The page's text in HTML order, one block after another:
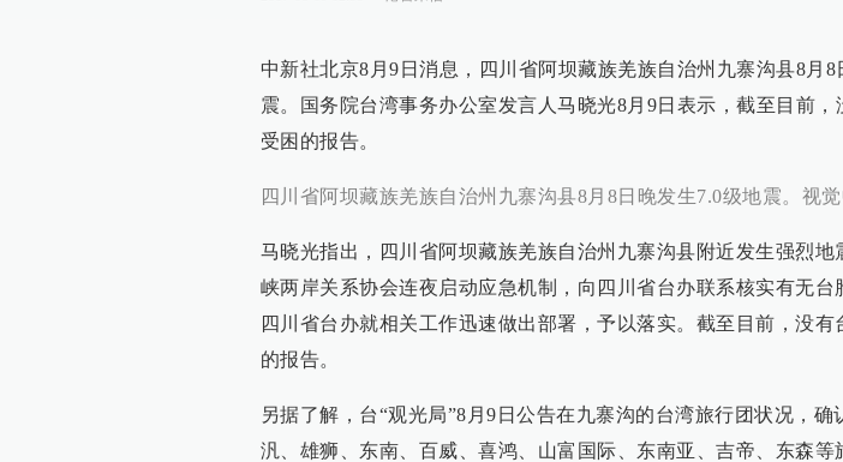
中新社北京8月9日消息，四川省阿坝藏族羌族自治州九寨沟县8月8
震。国务院台湾事务办公室发言人马晓光8月9日表示，截至目前，
受困的报告。
四川省阿坝藏族羌族自治州九寨沟县8月8日晚发生7.0级地震。视觉
马晓光指出，四川省阿坝藏族羌族自治州九寨沟县附近发生强烈地
峡两岸关系协会连夜启动应急机制，向四川省台办联系核实有无台
四川省台办就相关工作迅速做出部署，予以落实。截至目前，没有
的报告。
另据了解，台“观光局”8月9日公告在九寨沟的台湾旅行团状况，确
汎、雄狮、东南、百威、喜鸿、山富国际、东南亚、吉帝、东森等